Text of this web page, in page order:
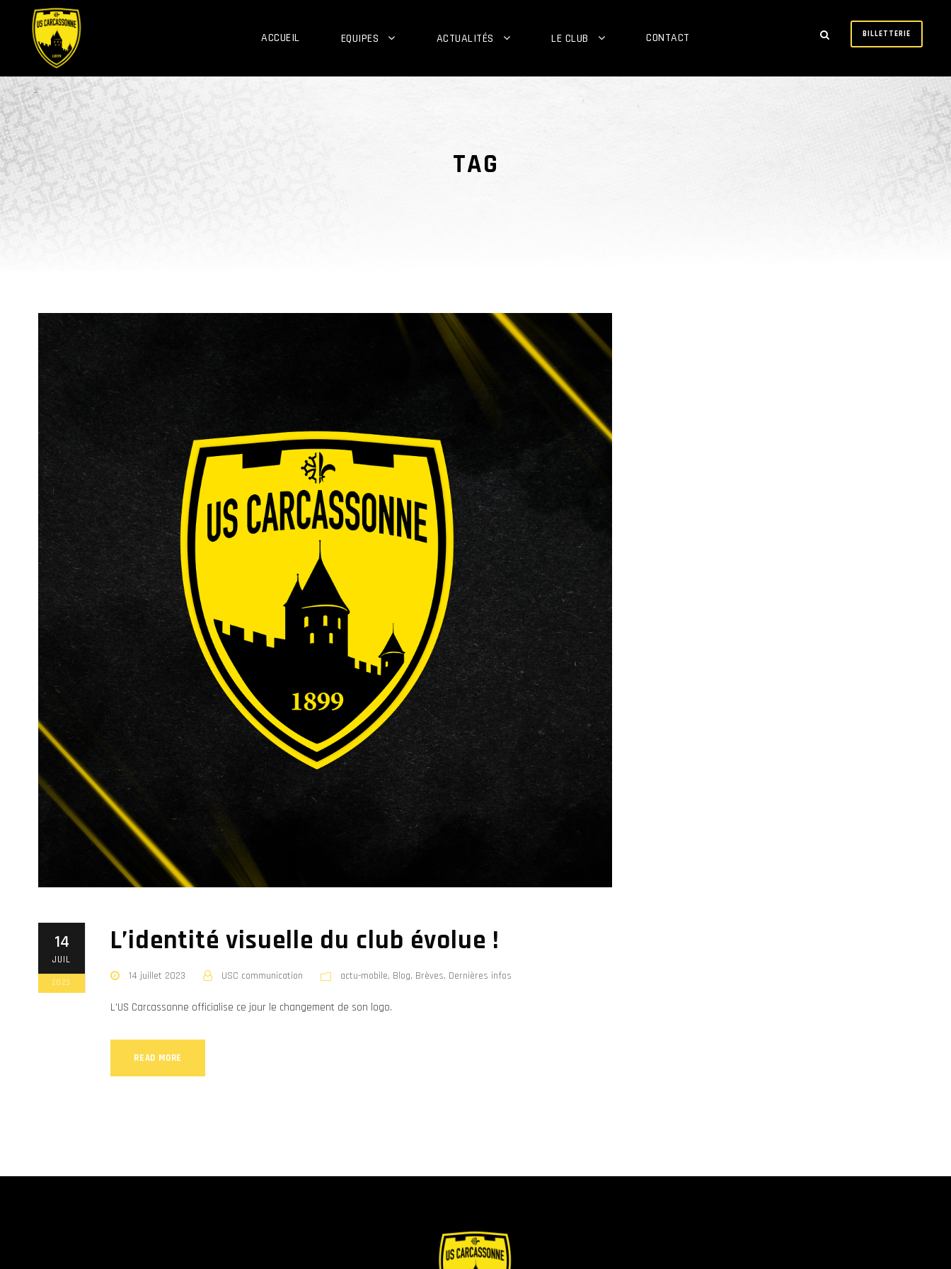
ACCUEIL EQUIPES ACTUALITÉS LE CLUB CONTACT BILLETTERIE
TAG
14
JUIL
2023
L’identité visuelle du club évolue !
14 juillet 2023 USC communication actu-mobile, Blog, Brèves, Dernières infos
L'US Carcassonne officialise ce jour le changement de son logo.
READ MORE